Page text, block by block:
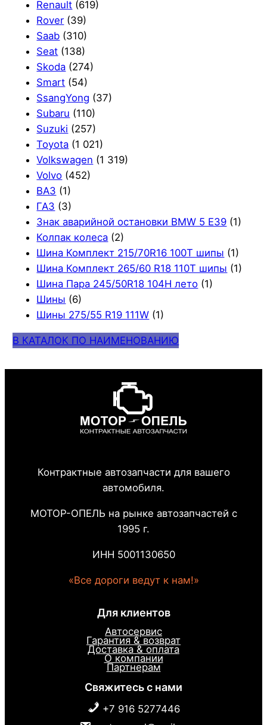
Renault (619)
Rover (39)
Saab (310)
Seat (138)
Skoda (274)
Smart (54)
SsangYong (37)
Subaru (110)
Suzuki (257)
Toyota (1 021)
Volkswagen (1 319)
Volvo (452)
ВАЗ (1)
ГАЗ (3)
Знак аварийной остановки BMW 5 E39 (1)
Колпак колеса (2)
Шина Комплект 215/70R16 100T шипы (1)
Шина Комплект 265/60 R18 110T шипы (1)
Шина Пара 245/50R18 104H лето (1)
Шины (6)
Шины 275/55 R19 111W (1)
В КАТАЛОК ПО НАИМЕНОВАНИЮ
Контрактные автозапчасти для вашего
автомобиля.
МОТОР-ОПЕЛЬ на рынке автозапчастей с
1995 г.
ИНН 5001130650
«Все дороги ведут к нам!»
Для клиентов
Автосервис
Гарантия & возврат
Доставка & оплата
О компании
Партнерам
Свяжитесь с нами
+7 916 5277446